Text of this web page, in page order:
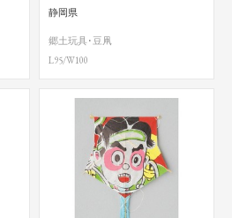
静岡県
郷土玩具･豆凧
L95/W100